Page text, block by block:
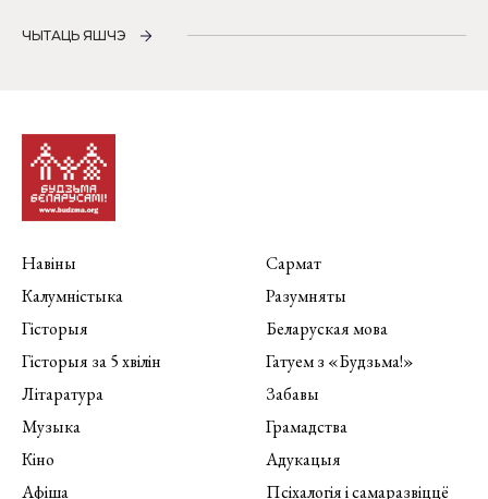
ЧЫТАЦЬ ЯШЧЭ
Навіны
Калумністыка
Гісторыя
Гісторыя за 5 хвілін
Літаратура
Музыка
Кіно
Афіша
Сармат
Разумняты
Беларуская мова
Гатуем з «Будзьма!»
Забавы
Грамадства
Адукацыя
Псіхалогія і самаразвіццё